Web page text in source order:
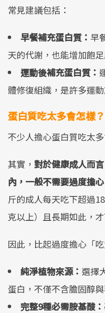
常見建議包括：
早餐補充蛋白質： 早
天的代謝，也能增加飽足
運動後補充蛋白質：
體修復組織，是許多運
蛋白質吃太多會怎樣
不少人擔心蛋白質吃太
其實， 對於健康成人而
內，一般不需要過度擔心
斤的成人每天吃下超過
克以上）且長期如此，
因此，比起過度擔心「
純淨植物來源： 選擇
蛋白，不僅不含膽固醇
完整9種必需胺基酸：